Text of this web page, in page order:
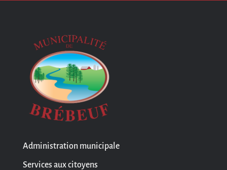
Administration municipale
Services aux citoyens